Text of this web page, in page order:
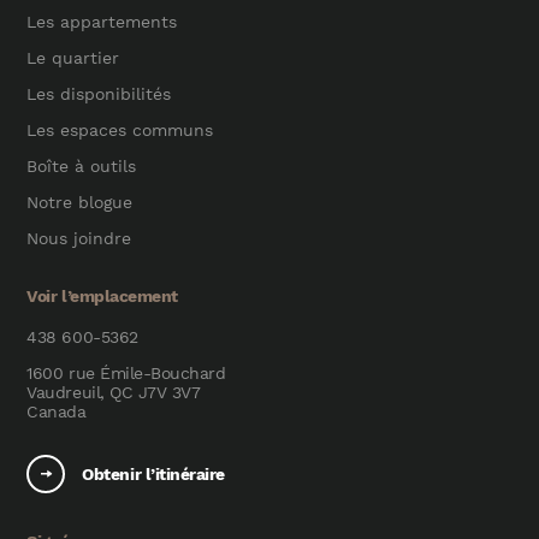
Les appartements
Le quartier
Les disponibilités
Les espaces communs
Boîte à outils
Notre blogue
Nous joindre
Voir l’emplacement
438 600-5362
1600 rue Émile-Bouchard
Vaudreuil, QC J7V 3V7
Canada
Obtenir l’itinéraire